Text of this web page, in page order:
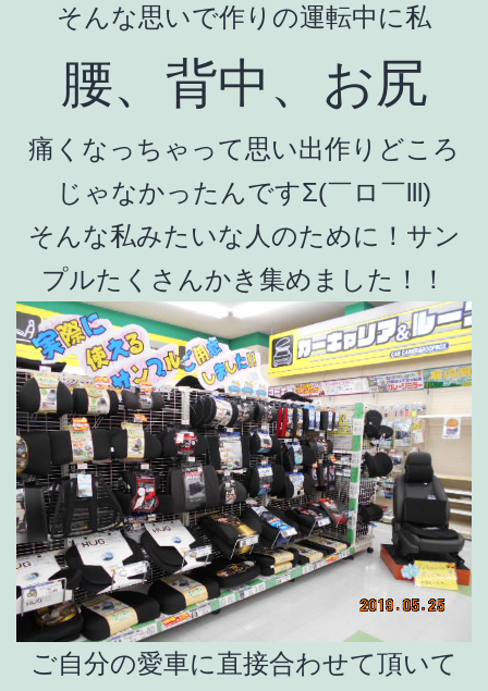
そんな思いで作りの運転中に私
腰、背中、お尻
痛くなっちゃって思い出作りどころ
じゃなかったんですΣ(￣ロ￣lll)
そんな私みたいな人のために！サン
プルたくさんかき集めました！！
ご自分の愛車に直接合わせて頂いて